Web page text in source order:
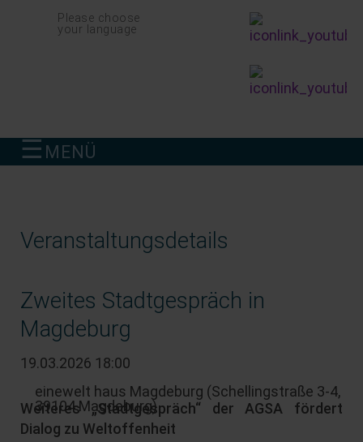
Navigation
überspringenPlease choose
your language
☰ MENÜ
Veranstaltungsdetails
Zweites Stadtgespräch in
Magdeburg
19.03.2026 18:00
einewelt haus Magdeburg (Schellingstraße 3-4,
39104 Magdeburg)
Weiteres „Stadtgespräch“ der AGSA fördert
Dialog zu Weltoffenheit